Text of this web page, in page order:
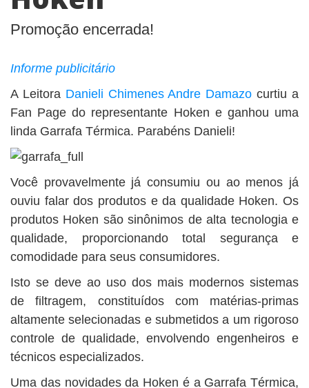
CONTATO
ANUNCIE
Promoção encerrada!
Informe publicitário
A Leitora Danieli Chimenes Andre Damazo curtiu a
Fan Page do representante Hoken e ganhou uma
linda Garrafa Térmica. Parabéns Danieli!
Você provavelmente já consumiu ou ao menos já
ouviu falar dos produtos e da qualidade Hoken. Os
produtos Hoken são sinônimos de alta tecnologia e
qualidade, proporcionando total segurança e
comodidade para seus consumidores.
Isto se deve ao uso dos mais modernos sistemas
de filtragem, constituídos com matérias-primas
altamente selecionadas e submetidos a um rigoroso
controle de qualidade, envolvendo engenheiros e
técnicos especializados.
Uma das novidades da Hoken é a Garrafa Térmica,